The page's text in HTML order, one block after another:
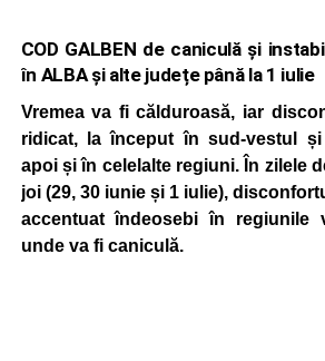
COD GALBEN de caniculă și
în ALBA și alte județe până la 1 iulie
Vremea va fi călduroasă, iar
ridicat, la început în sud-vestul
apoi și în celelalte regiuni. În zilele
joi (29, 30 iunie și 1 iulie),
accentuat îndeosebi în regiunile
unde va fi caniculă.